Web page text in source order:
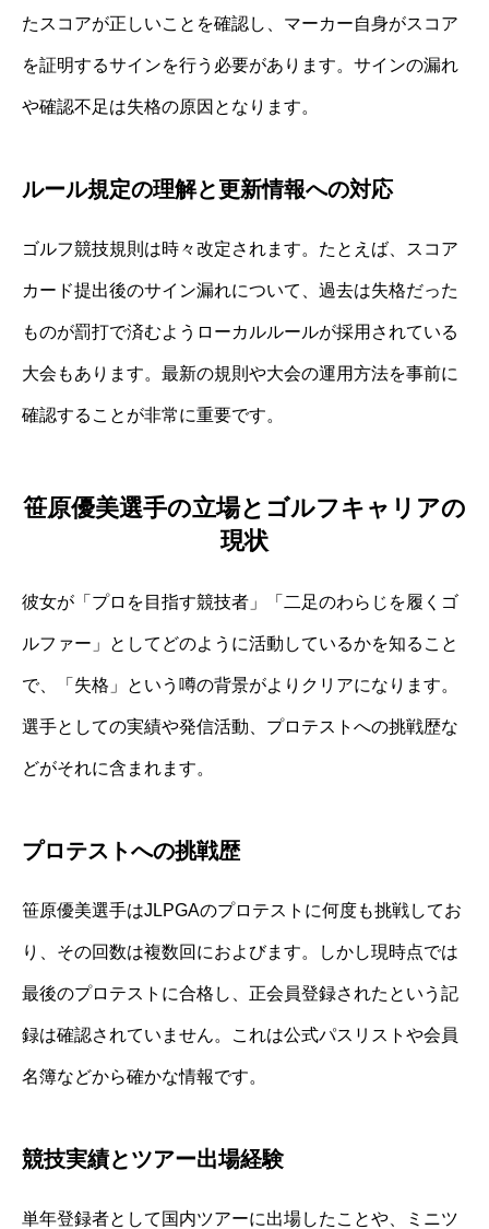
たスコアが正しいことを確認し、マーカー自身がスコア
を証明するサインを行う必要があります。サインの漏れ
や確認不足は失格の原因となります。
ルール規定の理解と更新情報への対応
ゴルフ競技規則は時々改定されます。たとえば、スコア
カード提出後のサイン漏れについて、過去は失格だった
ものが罰打で済むようローカルルールが採用されている
大会もあります。最新の規則や大会の運用方法を事前に
確認することが非常に重要です。
笹原優美選手の立場とゴルフキャリアの
現状
彼女が「プロを目指す競技者」「二足のわらじを履くゴ
ルファー」としてどのように活動しているかを知ること
で、「失格」という噂の背景がよりクリアになります。
選手としての実績や発信活動、プロテストへの挑戦歴な
どがそれに含まれます。
プロテストへの挑戦歴
笹原優美選手はJLPGAのプロテストに何度も挑戦してお
り、その回数は複数回におよびます。しかし現時点では
最後のプロテストに合格し、正会員登録されたという記
録は確認されていません。これは公式パスリストや会員
名簿などから確かな情報です。
競技実績とツアー出場経験
単年登録者として国内ツアーに出場したことや、ミニツ